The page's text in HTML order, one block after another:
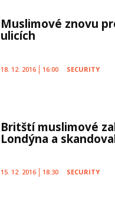
Muslimové znovu
ulicích
18. 12. 2016 16:00 SECURITY
Britští muslimové
Londýna a
15. 12. 2016 18:30 SECURITY